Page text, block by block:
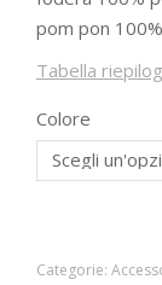
pom pon
Tabella
Colore
Categorie: